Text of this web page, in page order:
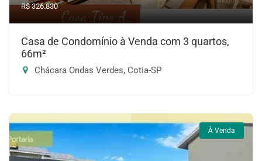
R$ 326.830
Casa de Condomínio à Venda com 3 quartos,
66m²
Chácara Ondas Verdes, Cotia-SP
À Venda